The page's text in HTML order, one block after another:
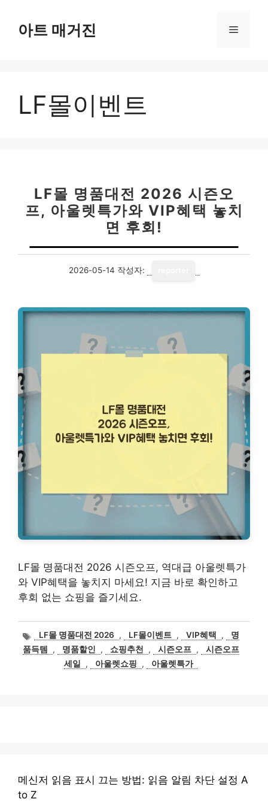
아트 매거진 메
LF몰이벤트
LF몰 명품대전 2026 시즌오
프, 아울렛특가와 VIP혜택 놓치
면 후회!
2026-05-14 작성자:
LF몰 명품대전 2026 시즌오프, 역대급 아울렛특가
와 VIP혜택을 놓치지 마세요! 지금 바로 확인하고
후회 없는 쇼핑을 즐기세요.
태
그
LF몰 명품대전 2026 , LF몰이벤트 , VIP혜택 ,
명
품득템
, 명품할인 , 쇼핑추천 , 시즌오프 ,
시즌오프
세일
, 아울렛쇼핑 , 아울렛특가
메신저 읽음 표시 끄는 방법: 읽음 알림 차단 설정 A
to Z